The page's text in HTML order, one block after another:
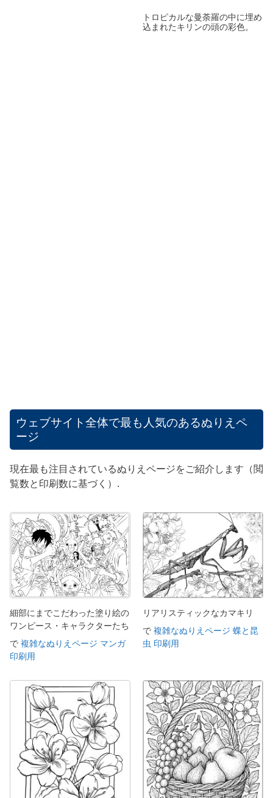
トロピカルな曼荼羅の中に埋め
込まれたキリンの頭の彩色。
ウェブサイト全体で最も人気のあるぬりえペ
ージ
現在最も注目されているぬりえページをご紹介します（閲
覧数と印刷数に基づく）.
細部にまでこだわった塗り絵の
ワンピース・キャラクターたち
で 複雑なぬりえページ マンガ
印刷用
リアリスティックなカマキリ
で 複雑なぬりえページ 蝶と昆
虫 印刷用